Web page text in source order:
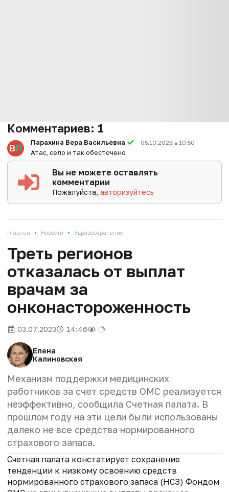
Комментариев: 1
Парахина Вера Васильевна 05.10.2023 в 10:50
Атас, село и так обесточено
Вы не можете оставлять
комментарии
Пожалуйста,авторизуйтесь
Главная • Новости • Здравоохранение
Треть регионов
отказалась от выплат
врачам за
онконастороженность
03.07.2023 14:46
Елена
Калиновская
Механизм поддержки медицинских
работников за счет средств ОМС реализуется
неэффективно, сообщила Счетная палата. В
прошлом году на эти цели были использованы
далеко не все средства нормированного
страхового запаса.
Счетная палата констатирует сохранение
тенденции к низкому освоению средств
нормированного страхового запаса (НСЗ) Фондом